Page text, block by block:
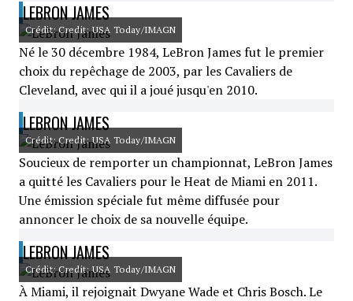
LEBRON JAMES
Crédit: Credit: USA Today/IMAGN
Né le 30 décembre 1984, LeBron James fut le premier
choix du repêchage de 2003, par les Cavaliers de
Cleveland, avec qui il a joué jusqu'en 2010.
LEBRON JAMES
Crédit: Credit: USA Today/IMAGN
Soucieux de remporter un championnat, LeBron James
a quitté les Cavaliers pour le Heat de Miami en 2011.
Une émission spéciale fut même diffusée pour
annoncer le choix de sa nouvelle équipe.
LEBRON JAMES
Crédit: Credit: USA Today/IMAGN
À Miami, il rejoignait Dwyane Wade et Chris Bosch. Le